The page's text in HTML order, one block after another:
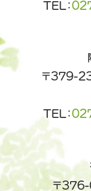
TEL：
〒379-2311
TEL：
〒376-